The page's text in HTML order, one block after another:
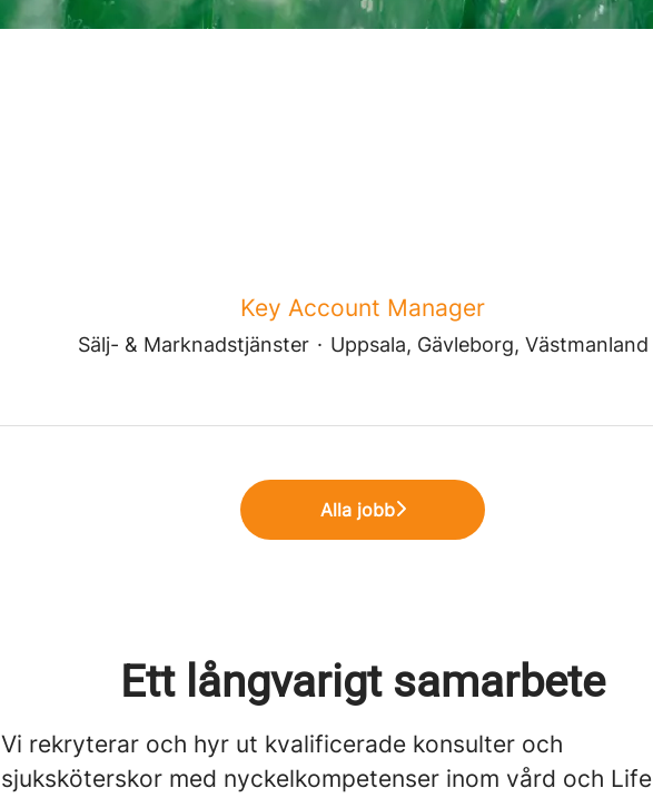
Key Account Manager
Sälj- & Marknadstjänster · Uppsala, Gävleborg, Västmanland
Alla jobb
Ett långvarigt samarbete
Vi rekryterar och hyr ut kvalificerade konsulter och
sjuksköterskor med nyckelkompetenser inom vård och Life